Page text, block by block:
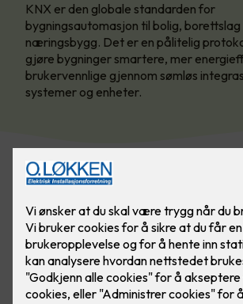
KNX er den globale standarden for
bygningsautomasjon til bolig, borettslag
næringsbygg. Det er en pålitelig
gjøre bygninger smartere, mer
brukervennlige gjennom sømløs
systemer og enheter.